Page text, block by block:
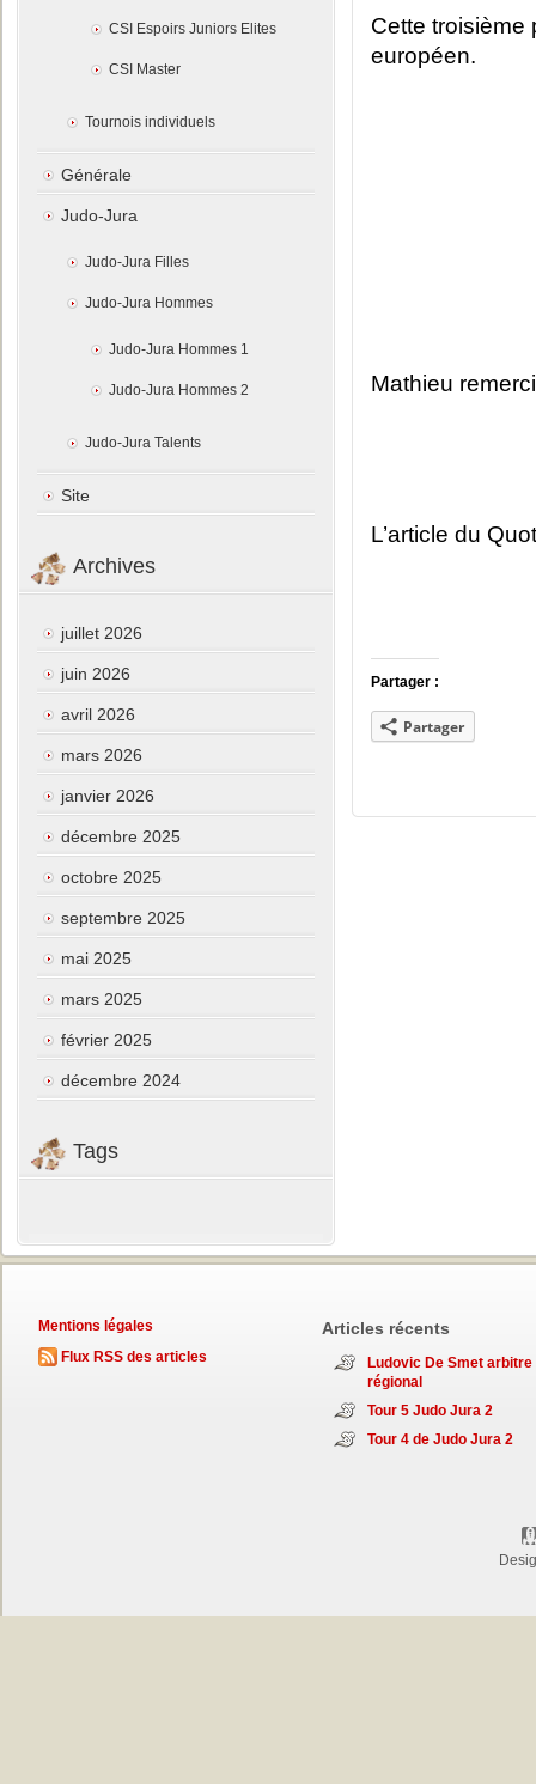
Cette troisième
européen.
Mathieu
L’article du
Partager :
Partager
CSI Espoirs Juniors Elites
CSI Master
Tournois individuels
Générale
Judo-Jura
Judo-Jura Filles
Judo-Jura Hommes
Judo-Jura Hommes 1
Judo-Jura Hommes 2
Judo-Jura Talents
Site
Archives
juillet 2026
juin 2026
avril 2026
mars 2026
janvier 2026
décembre 2025
octobre 2025
septembre 2025
mai 2025
mars 2025
février 2025
décembre 2024
Tags
Mentions légales
Flux RSS des articles
Articles récents
Ludovic De Smet arbitre
régional
Tour 5 Judo Jura 2
Tour 4 de Judo Jura 2